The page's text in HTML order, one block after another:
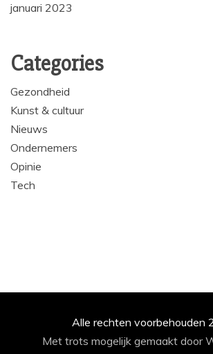
januari 2023
Categories
Gezondheid
Kunst & cultuur
Nieuws
Ondernemers
Opinie
Tech
Alle rechten voorbehouden
Met trots mogelijk gemaakt door